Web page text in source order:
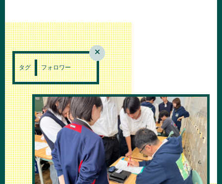
タグ フォロワー